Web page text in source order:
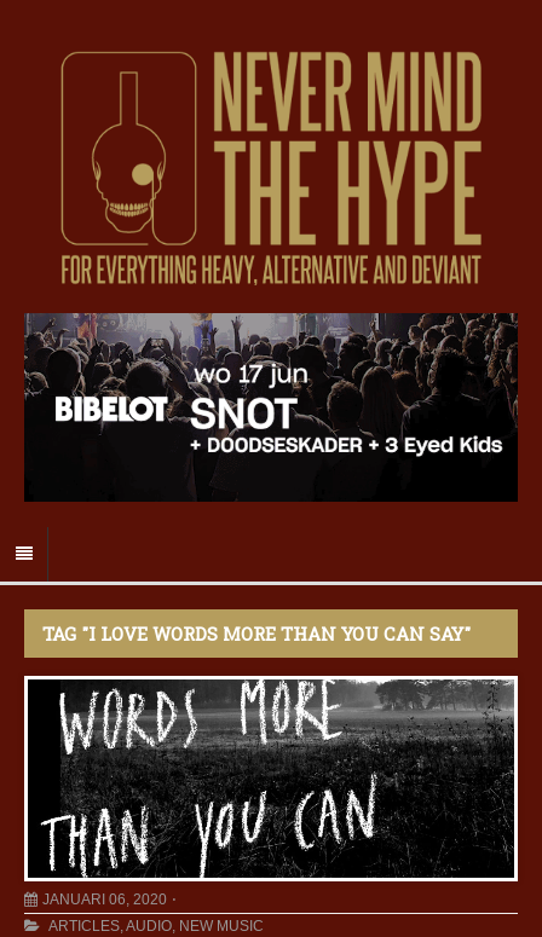
TAG "I LOVE WORDS MORE THAN YOU CAN SAY"
JANUARI 06, 2020
ARTICLES,AUDIO, NEW MUSIC